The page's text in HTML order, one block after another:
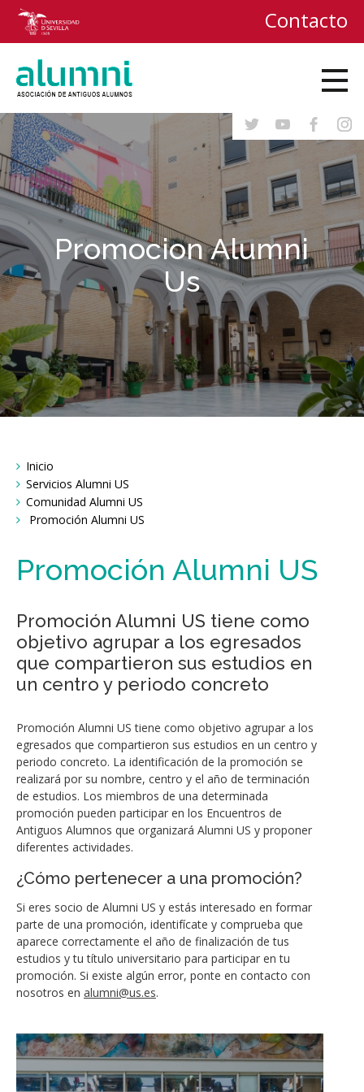
Contacto
Promocion Alumni
Us
Breadcrumbs
You
are
here:
Inicio
Servicios Alumni US
Comunidad Alumni US
Promoción Alumni US
Promoción Alumni US
Promoción Alumni US tiene como
objetivo agrupar a los egresados
que compartieron sus estudios en
un centro y periodo concreto
Promoción Alumni US tiene como objetivo agrupar a los
egresados que compartieron sus estudios en un centro y
periodo concreto. La identificación de la promoción se
realizará por su nombre, centro y el año de terminación
de estudios. Los miembros de una determinada
promoción pueden participar en los Encuentros de
Antiguos Alumnos que organizará Alumni US y proponer
diferentes actividades.
¿Cómo pertenecer a una promoción?
Si eres socio de Alumni US y estás interesado en formar
parte de una promoción, identifícate y comprueba que
aparece correctamente el año de finalización de tus
estudios y tu título universitario para participar en tu
promoción. Si existe algún error, ponte en contacto con
nosotros en alumni@us.es.